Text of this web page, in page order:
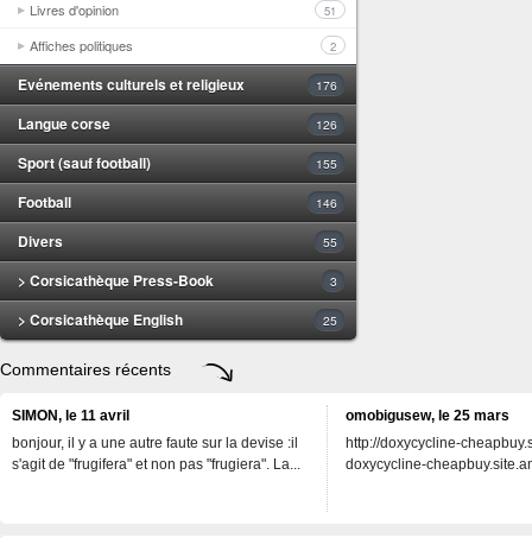
Livres d'opinion 51
Affiches politiques 2
Evénements culturels et religieux 176
Langue corse 126
Sport (sauf football) 155
Football 146
Divers 55
> Corsicathèque Press-Book 3
> Corsicathèque English 25
Commentaires récents
SIMON, le 11 avril
bonjour, il y a une autre faute sur la devise :il
s'agit de "frugifera" et non pas "frugiera". La...
omobigusew, le 25 mars
http://doxycycline-
doxycycline-